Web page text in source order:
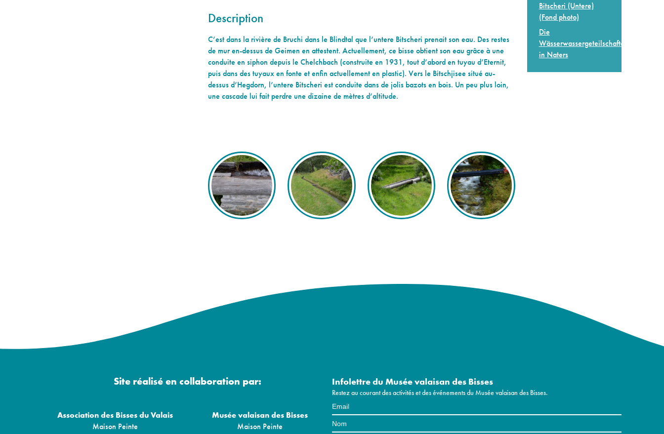
Description
C’est dans la rivière de Bruchi dans le Blindtal que l’untere Bitscheri prenait son eau. Des restes
de mur en-dessus de Geimen en attestent. Actuellement, ce bisse obtient son eau grâce à une
conduite en siphon depuis le Chelchbach (construite en 1931, tout d’abord en tuyau d’Eternit,
puis dans des tuyaux en fonte et enfin actuellement en plastic). Vers le Bitschjisee situé au-
dessus d’Hegdorn, l’untere Bitscheri est conduite dans de jolis bazots en bois. Un peu plus loin,
une cascade lui fait perdre une dizaine de mètres d’altitude.
Bitscheri (Untere)
(Fond photo)
Die
Wässerwassergeteilschaften
in Naters
Site réalisé en collaboration par:
Association des Bisses du Valais
Maison Peinte
Musée valaisan des Bisses
Maison Peinte
Infolettre du Musée valaisan des Bisses
Restez au courant des activités et des événements du Musée valaisan des Bisses.